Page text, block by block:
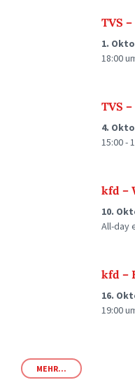
TVS
1.
18:00
TVS
4.
15:00 -
kfd –
10.
All-day
kfd –
16.
19:00
MEHR...